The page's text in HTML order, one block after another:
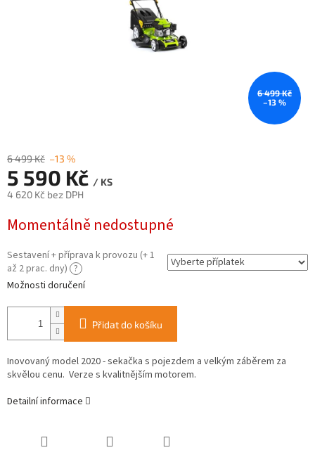
6 499 Kč
–13 %
6 499 Kč –13 %
5 590 Kč / KS
4 620 Kč bez DPH
cena:
Momentálně nedostupné
Sestavení + příprava k provozu (+ 1
až 2 prac. dny) ?
Možnosti doručení
Přidat do košíku
Inovovaný model 2020 - sekačka s pojezdem a velkým záběrem za
skvělou cenu. Verze s kvalitnějším motorem.
Detailní informace